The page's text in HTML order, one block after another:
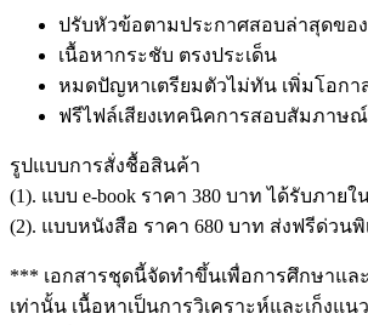
ปรับหัวข้อตามประกาศสอบล่าสุดขอ
เนื้อหากระชับ ตรงประเด็น
หมดปัญหาเตรียมตัวไม่ทัน เพิ่มโอกา
ฟรีไฟล์เสียงเทคนิคการสอบสัมภาษณ์
รูปแบบการสั่งชื้อสินค้า
(1). แบบ e-book ราคา 380 บาท ได้รับภายใ
(2). แบบหนังสือ ราคา 680 บาท ส่งฟรีด่วนพิ
*** เอกสารชุดนี้จัดทำขึ้นเพื่อการศึกษาแล
เท่านั้น เนื้อหาเป็นการวิเคราะห์และเก็งแน